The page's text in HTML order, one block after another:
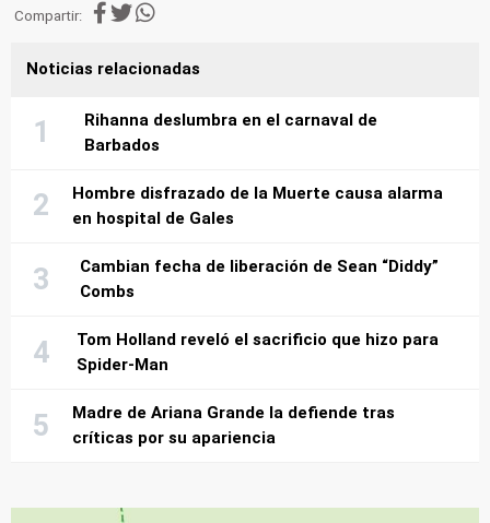
Compartir:
Noticias relacionadas
Rihanna deslumbra en el carnaval de
Barbados
Hombre disfrazado de la Muerte causa alarma
en hospital de Gales
Cambian fecha de liberación de Sean “Diddy”
Combs
Tom Holland reveló el sacrificio que hizo para
Spider-Man
Madre de Ariana Grande la defiende tras
críticas por su apariencia